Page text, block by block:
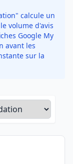
calcule un
volume d'avis
Google My
avant les
sur la